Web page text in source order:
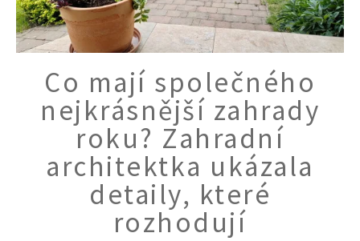
Co mají společného
nejkrásnější zahrady
roku? Zahradní
architektka ukázala
detaily, které
rozhodují